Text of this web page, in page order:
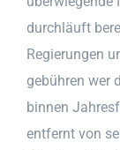
durchläuft
Regierungen
gebühren wer
binnen
entfernt von